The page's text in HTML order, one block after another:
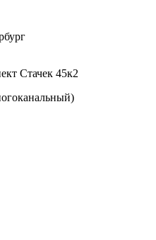
Стачек 45к2